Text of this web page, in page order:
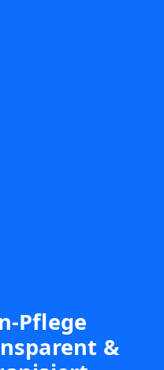
Pflege
&